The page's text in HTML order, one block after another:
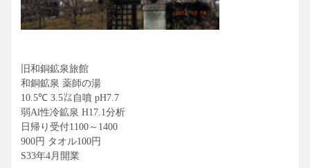
旧和銅鉱泉旅館
和銅鉱泉 薬師の湯
10.5℃ 3.5㍑自噴 pH7.7
弱Al性冷鉱泉 H17.1分析
日帰り受付1100～1400
900円 タオル100円
S33年4月開業